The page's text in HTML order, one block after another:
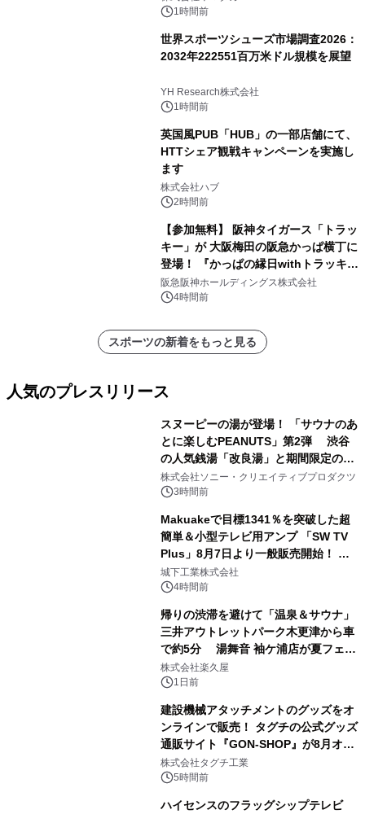
1時間前
世界スポーツシューズ市場調査2026：
2032年222551百万米ドル規模を展望
YH Research株式会社
1時間前
英国風PUB「HUB」の一部店舗にて、
HTTシェア観戦キャンペーンを実施し
ます
株式会社ハブ
2時間前
【参加無料】 阪神タイガース「トラッ
キー」が 大阪梅田の阪急かっぱ横丁に
登場！ 『かっぱの縁日withトラッキ
ー』
阪急阪神ホールディングス株式会社
4時間前
スポーツの新着をもっと見る
人気のプレスリリース
スヌーピーの湯が登場！ 「サウナのあ
とに楽しむPEANUTS」第2弾 渋谷
の人気銭湯「改良湯」と期間限定のコ
ラボレーション サウナイキタイコラ
ボグッズも発売決定！
株式会社ソニー・クリエイティブプロダクツ
3時間前
Makuakeで目標1341％を突破した超
簡単＆小型テレビ用アンプ 「SW TV
Plus」8月7日より一般販売開始！ ケ
ーブル1本つなぐだけ、テレビの音が
ぐっと豊かに
城下工業株式会社
4時間前
帰りの渋滞を避けて「温泉＆サウナ」
三井アウトレットパーク木更津から車
で約5分 湯舞音 袖ケ浦店が夏フェア
メニューを提供
株式会社楽久屋
1日前
建設機械アタッチメントのグッズをオ
ンラインで販売！ タグチの公式グッズ
通販サイト『GON-SHOP』が8月オー
プン
株式会社タグチ工業
5時間前
ハイセンスのフラッグシップテレビ